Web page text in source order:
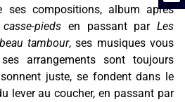
ses compositions, album après
casse-pieds en passant par Les
tambour, ses musiques vous
arrangements sont toujours
juste, se fondent dans le
lever au coucher, en passant par